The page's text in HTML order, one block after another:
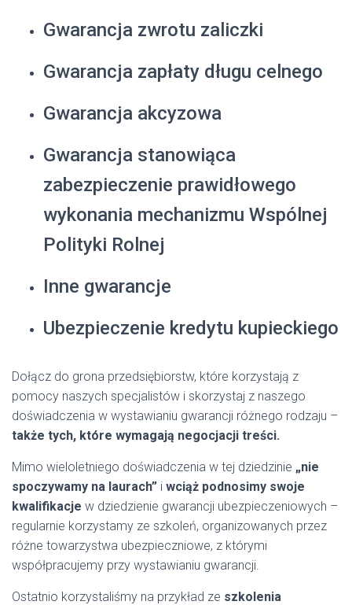
Gwarancja zwrotu zaliczki
Gwarancja zapłaty długu celnego
Gwarancja akcyzowa
Gwarancja stanowiąca
zabezpieczenie prawidłowego
wykonania mechanizmu Wspólnej
Polityki Rolnej
Inne gwarancje
Ubezpieczenie kredytu kupieckiego
Dołącz do grona przedsiębiorstw, które korzystają z
pomocy naszych specjalistów i skorzystaj z naszego
doświadczenia w wystawianiu gwarancji różnego rodzaju –
także tych, które wymagają negocjacji treści.
Mimo wieloletniego doświadczenia w tej dziedzinie „nie
spoczywamy na laurach” i wciąż podnosimy swoje
kwalifikacje w dziedzienie gwarancji ubezpieczeniowych –
regularnie korzystamy ze szkoleń, organizowanych przez
różne towarzystwa ubezpieczniowe, z którymi
współpracujemy przy wystawianiu gwarancji.
Ostatnio korzystaliśmy na przykład ze szkolenia